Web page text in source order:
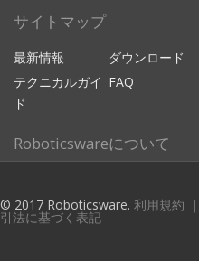
サイトマップ
最新情報 ダウンロード
テクニカルガイ
ド
FAQ
Roboticswareについて
© 2017 Roboticsware. 利用規約 ｜
引法に基づく表記